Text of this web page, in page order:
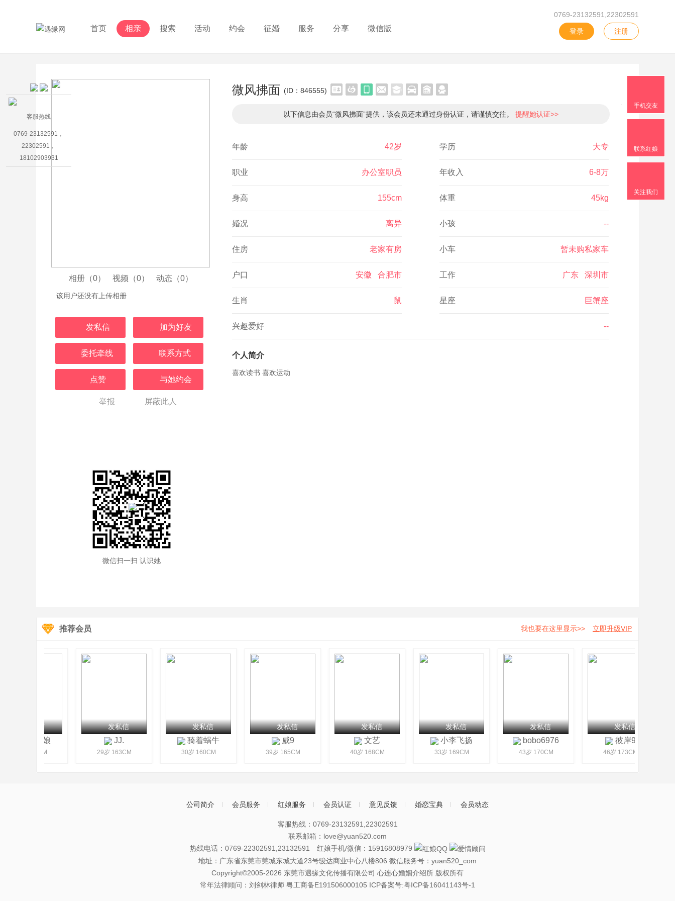
首页 相亲 搜索 活动 约会 征婚 服务 分享 微信版
0769-23132591,22302591
登录 注册
相册（0） 视频（0） 动态（0）
该用户还没有上传相册
发私信 加为好友
委托牵线 联系方式
点赞 与她约会
举报 屏蔽此人
微风拂面 (ID：846555)
以下信息由会员“微风拂面”提供，该会员还未通过身份认证，请谨慎交往。 提醒她认证>>
年龄 42岁 学历 大专
职业 办公室职员 年收入 6-8万
身高 155cm 体重 45kg
婚况 离异 小孩 --
住房 老家有房 小车 暂未购私家车
户口 安徽 合肥市 工作 广东 深圳市
生肖 鼠 星座 巨蟹座
兴趣爱好 --
个人简介
喜欢读书 喜欢运动
微信扫一扫 认识她
推荐会员 我也要在这里显示>> 立即升级VIP
遇缘红娘
发私信
JJ.
29岁 163CM
发私信
骑着蜗牛
30岁 160CM
发私信
威9
39岁 165CM
发私信
文艺
40岁 168CM
发私信
小李飞扬
33岁 169CM
发私信
bobo6976
43岁 170CM
发私信
彼岸9
46岁 173CM
公司简介 会员服务 红娘服务 会员认证 意见反馈 婚恋宝典 会员动态
客服热线：0769-23132591,22302591
联系邮箱：love@yuan520.com
热线电话：0769-22302591,23132591 红娘手机/微信：15916808979
地址： 广东省东莞市莞城东城大道23号骏达商业中心八楼806 微信服务号：yuan520_com
Copyright©2005-2026 东莞市遇缘文化传播有限公司 心连心婚姻介绍所 版权所有
常年法律顾问：刘剑林律师 粤工商备E191506000105 ICP备案号:粤ICP备16041143号-1
客服热线
0769-23132591，
22302591，
18102903931
手机交友
联系红娘
关注我们